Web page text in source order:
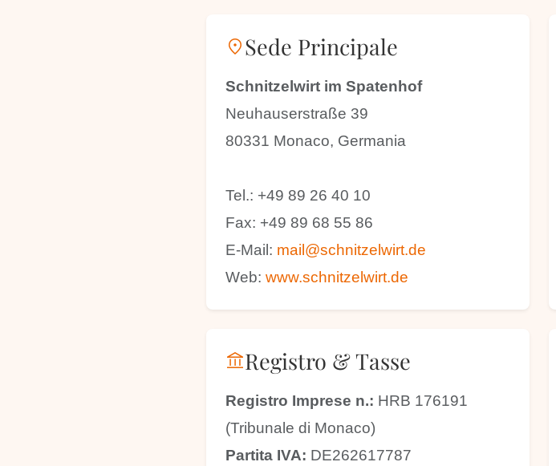
location_onSede Principale
Schnitzelwirt im Spatenhof
Neuhauserstraße 39
80331 Monaco, Germania
Tel.: +49 89 26 40 10
Fax: +49 89 68 55 86
E-Mail: mail@schnitzelwirt.de
Web: www.schnitzelwirt.de
account_balanceRegistro & Tasse
Registro Imprese n.: HRB 176191
(Tribunale di Monaco)
Partita IVA: DE262617787